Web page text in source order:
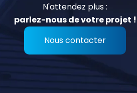
N'attendez plus :
parlez-nous de votre projet !
Nous contacter